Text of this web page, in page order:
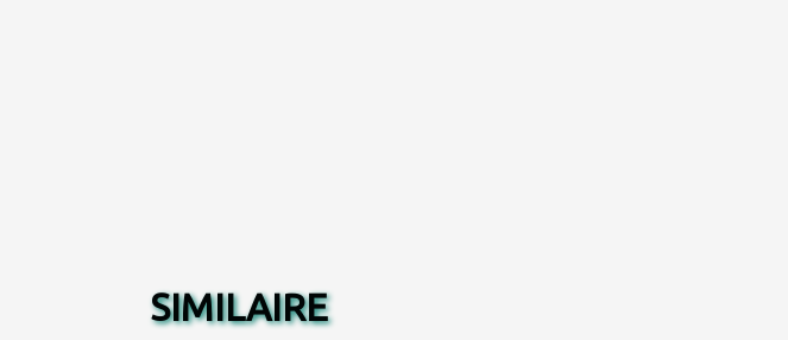
SIMILAIRE